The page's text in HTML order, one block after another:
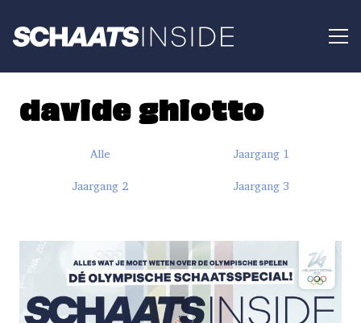
davide ghiotto
Alle Jaargang 1
Jaargang 2 Jaargang 3